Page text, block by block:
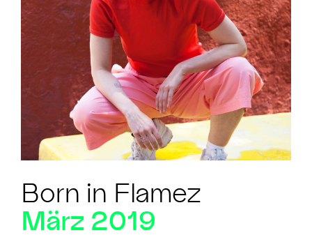
Born in Flamez
März 2019